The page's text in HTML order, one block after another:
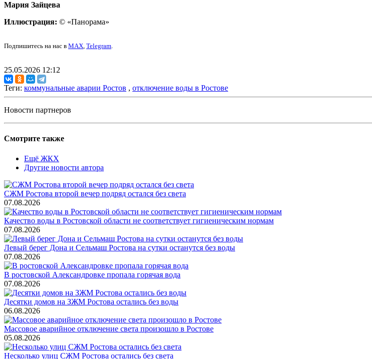
Мария Зайцева
Иллюстрация: © «Панорама»
Подпишитесь на нас в MAX, Telegram.
25.05.2026 12:12
Теги: коммунальные аварии Ростов , отключение воды в Ростове
Новости партнеров
Смотрите также
Ещё ЖКХ
Другие новости автора
СЖМ Ростова второй вечер подряд остался без света
07.08.2026
Качество воды в Ростовской области не соответствует гигиеническим нормам
07.08.2026
Левый берег Дона и Сельмаш Ростова на сутки останутся без воды
07.08.2026
В ростовской Александровке пропала горячая вода
07.08.2026
Десятки домов на ЗЖМ Ростова остались без воды
06.08.2026
Массовое аварийное отключение света произошло в Ростове
05.08.2026
Несколько улиц СЖМ Ростова остались без света